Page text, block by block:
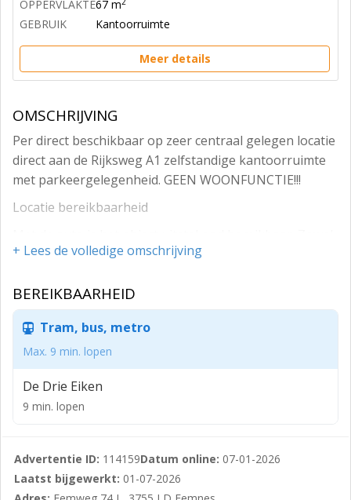
OPPERVLAKTE67 m
GEBRUIK Kantoorruimte
Meer details
OMSCHRIJVING
Per direct beschikbaar op zeer centraal gelegen locatie
direct aan de Rijksweg A1 zelfstandige kantoorruimte
met parkeergelegenheid. GEEN WOONFUNCTIE!!!
Locatie bereikbaarheid
uit het Gooi als uit Amersfoort. De dichtstbijzijnde afrit
object.
Vloeroppervlak kantoorruimte
Circa: 67 m² eerste etage, incl. aandeel algemene ruimte
/ entree.
Het metrage is bij benadering en niet ingemeten
conform NEN 2580. Afwijkingen vormen geen
Bestemming
Geschikt voor kantoorruimte met parkeren. Meer
+ Lees de volledige omschrijving
BEREIKBAARHEID
Tram, bus, metro
Max. 9 min. lopen
De Drie Eiken
9 min. lopen
Advertentie ID: 114159Datum online: 07-01-2026
Laatst bijgewerkt: 01-07-2026